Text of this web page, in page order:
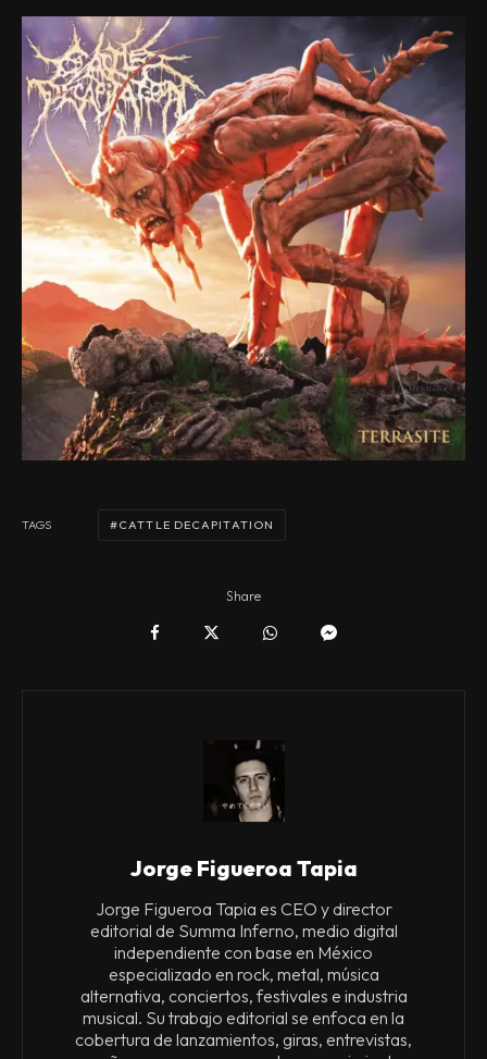
TAGS CATTLE DECAPITATION
Share
Jorge Figueroa Tapia
Jorge Figueroa Tapia es CEO y director
editorial de Summa Inferno, medio digital
independiente con base en México
especializado en rock, metal, música
alternativa, conciertos, festivales e industria
musical. Su trabajo editorial se enfoca en la
cobertura de lanzamientos, giras, entrevistas,